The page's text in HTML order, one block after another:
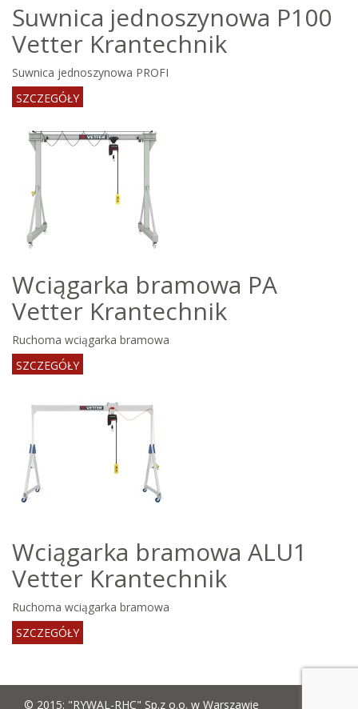
Suwnica jednoszynowa P100
Vetter Krantechnik
Suwnica jednoszynowa PROFI
SZCZEGÓŁY
Wciągarka bramowa PA
Vetter Krantechnik
Ruchoma wciągarka bramowa
SZCZEGÓŁY
Wciągarka bramowa ALU1
Vetter Krantechnik
Ruchoma wciągarka bramowa
SZCZEGÓŁY
© 2015: "RYWAL-RHC" Sp.z o.o. w Warszawie